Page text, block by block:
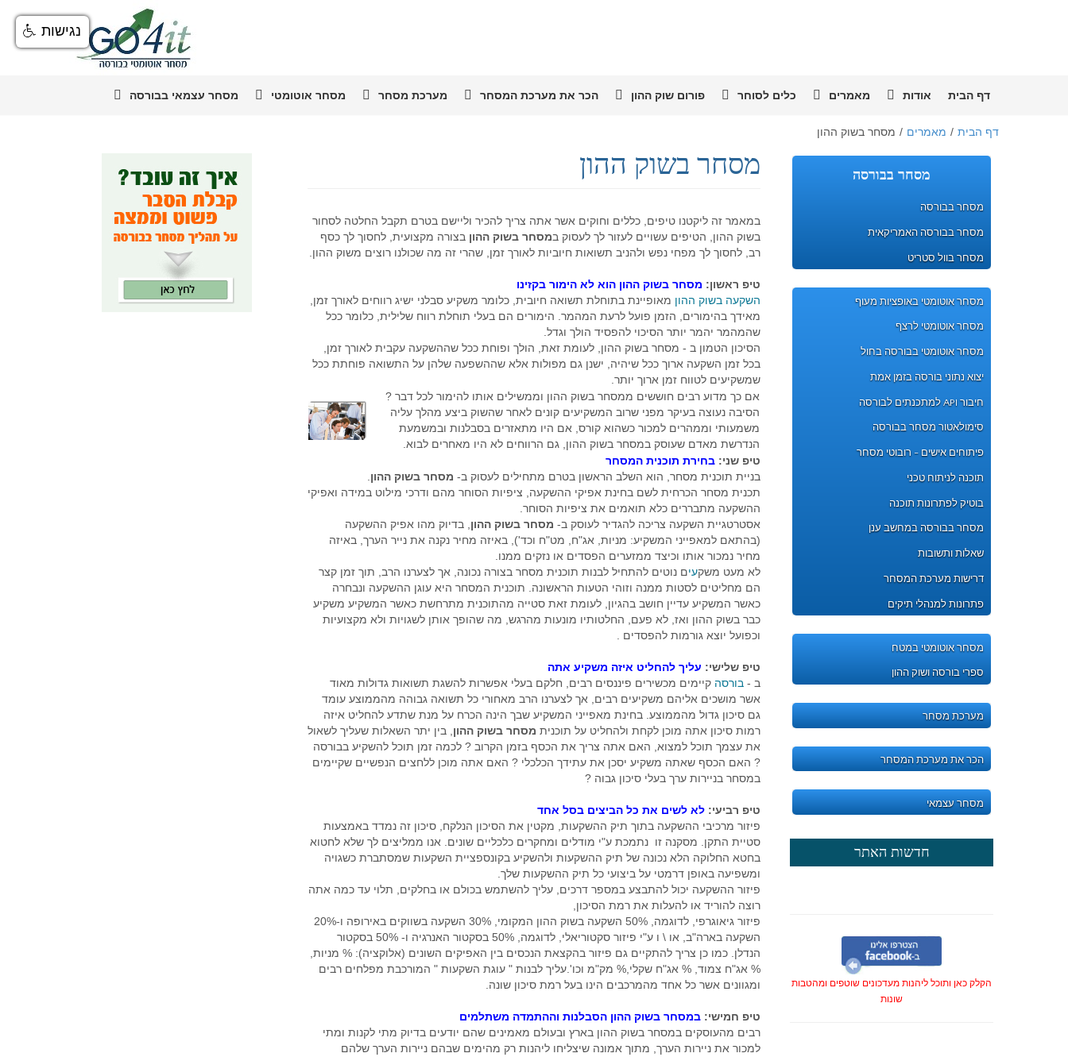
דף הבית אודות מאמרים כלים לסוחר פורום שוק ההון הכר את מערכת המסחר מערכת מסחר מסחר אוטומטי מסחר עצמאי בבורסה
דף הבית / מאמרים / מסחר בשוק ההון
מסחר בבורסה
מסחר בבורסה
מסחר בבורסה האמריקאית
מסחר בוול סטריט
מסחר אוטומטי באופציות מעוף
מסחר אוטומטי לרצף
מסחר אוטומטי בבורסה בחול
יצוא נתוני בורסה בזמן אמת
חיבור API למתכנתים לבורסה
סימולאטור מסחר בבורסה
פיתוחים אישים - רובוטי מסחר
תוכנה לניתוח טכני
בוטיק לפתרונות תוכנה
מסחר בבורסה במחשב ענן
שאלות ותשובות
דרישות מערכת המסחר
פתרונות למנהלי תיקים
מסחר אוטומטי במטח
ספרי בורסה ושוק ההון
מערכת מסחר
הכר את מערכת המסחר
מסחר עצמאי
חדשות האתר
הקלק כאן ותוכל ליהנות מעדכונים שוטפים ומהטבות
שונות
מסחר בשוק ההון
במאמר זה ליקטנו טיפים, כללים וחוקים אשר אתה צריך להכיר וליישם בטרם תקבל החלטה לסחור
בשוק ההון, הטיפים עשויים לעזור לך לעסוק במסחר בשוק ההון בצורה מקצועית, לחסוך לך כסף
רב, לחסוך לך מפחי נפש ולהניב תשואות חיוביות לאורך זמן, שהרי זה מה שכולנו רוצים משוק ההון.
טיפ ראשון: מסחר בשוק ההון הוא לא הימור בקזינו
השקעה בשוק ההון מאופיינת בתוחלת תשואה חיובית, כלומר משקיע סבלני ישיג רווחים לאורך זמן,
מאידך בהימורים, הזמן פועל לרעת המהמר. הימורים הם בעלי תוחלת רווח שלילית, כלומר ככל
שהמהמר יהמר יותר הסיכוי להפסיד הולך וגדל.
הסיכון הטמון ב - מסחר בשוק ההון, לעומת זאת, הולך ופוחת ככל שההשקעה עקבית לאורך זמן,
בכל זמן השקעה ארוך ככל שיהיה, ישנן גם מפולות אלא שההשפעה שלהן על התשואה פוחתת ככל
שמשקיעים לטווח זמן ארוך יותר.
אם כך מדוע רבים חוששים ממסחר בשוק ההון וממשילים אותו להימור לכל דבר ?
הסיבה נעוצה בעיקר מפני שרוב המשקיעים קונים לאחר שהשוק ביצע מהלך עליה
משמעותי וממהרים למכור כשהוא קורס, אם היו מתאזרים בסבלנות ובמשמעת
הנדרשת מאדם שעוסק במסחר בשוק ההון, גם הרווחים לא היו מאחרים לבוא.
טיפ שני: בחירת תוכנית המסחר
בניית תוכנית מסחר, הוא השלב הראשון בטרם מתחילים לעסוק ב- מסחר בשוק ההון
תכנית מסחר הכרחית לשם בחינת אפיקי ההשקעה, ציפיות הסוחר מהם ודרכי מילוט במידה ואפיקי
ההשקעה מתבררים כלא תואמים את ציפיות הסוחר.
אסטרטגיית השקעה צריכה להגדיר לעוסק ב- מסחר בשוק ההון , בדיוק מהו אפיק ההשקעה
(בהתאם למאפייני המשקיע: מניות, אג"ח, מט"ח וכד'), באיזה מחיר נקנה את נייר הערך, באיזה
מחיר נמכור אותו וכיצד ממזערים הפסדים או נזקים ממנו.
לא מעט משקעים נוטים להתחיל לבנות תוכנית מסחר בצורה נכונה, אך לצערנו הרב, תוך זמן קצר
הם מחליטים לסטות ממנה וזוהי הטעות הראשונה. תוכנית המסחר היא עוגן ההשקעה ונבחרה
כאשר המשקיע עדיין חושב בהגיון, לעומת זאת סטייה מהתוכנית מתרחשת כאשר המשקיע משקיע
כבר בשוק ההון ואז, לא פעם, החלטותיו מונעות מהרגש, מה שהופך אותן לשגויות ולא מקצועיות
וכפועל יוצא גורמות להפסדים .
טיפ שלישי: עליך להחליט איזה משקיע אתה
ב - בורסה קיימים מכשירים פיננסים רבים, חלקם בעלי אפשרות להשגת תשואות גדולות מאוד
אשר מושכים אליהם משקיעים רבים, אך לצערנו הרב מאחורי כל תשואה גבוהה מהממוצע עומד
גם סיכון גדול מהממוצע. בחינת מאפייני המשקיע שבך הינה הכרח על מנת שתדע להחליט איזה
רמות סיכון אתה מוכן לקחת ולהחליט על תוכנית מסחר בשוק ההון , בין יתר השאלות שעליך לשאול
את עצמך תוכל למצוא, האם אתה צריך את הכסף בזמן הקרוב ? לכמה זמן תוכל להשקיע בבורסה
? האם הכסף שאתה משקיע יסכן את עתידך הכלכלי ? האם אתה מוכן ללחצים הנפשיים שקיימים
במסחר בניירות ערך בעלי סיכון גבוה ?
טיפ רביעי: לא לשים את כל הביצים בסל אחד
פיזור מרכיבי ההשקעה בתוך תיק ההשקעות, מקטין את הסיכון הנלקח, סיכון זה נמדד באמצעות
סטיית התקן. מסקנה זו נתמכת ע"י מודלים ומחקרים כלכליים שונים. אנו ממליצים לך שלא לחטוא
בחטא החלוקה הלא נכונה של תיק ההשקעות ולהשקיע בקונספציית השקעות שמסתברת כשגויה
ומשפיעה באופן דרמטי על ביצועי כל תיק ההשקעות שלך.
פיזור ההשקעה יכול להתבצע במספר דרכים, עליך להשתמש בכולם או בחלקים, תלוי עד כמה אתה
רוצה להוריד או להעלות את רמת הסיכון,
פיזור גיאוגרפי, לדוגמה, 50% השקעה בשוק ההון המקומי, 30% השקעה בשווקים באירופה ו-20%
השקעה בארה"ב, או \ ו ע"י פיזור סקטוריאלי, לדוגמה, 50% בסקטור האנרגיה ו- 50% בסקטור
הנדלן. כמו כן צריך להתקיים גם פיזור בהקצאת הנכסים בין האפיקים השונים (אלוקציה): % מניות,
% אג"ח צמוד, % אג"ח שקלי,% מק"מ וכו'.עליך לבנות " עוגת השקעות " המורכבת מפלחים רבים
ומגוונים אשר כל אחד מהמרכבים הינו בעל רמת סיכון שונה.
טיפ חמישי: במסחר בשוק ההון הסבלנות וההתמדה משתלמים
רבים מהעוסקים במסחר בשוק ההון בארץ ובעולם מאמינים שהם יודעים בדיוק מתי לקנות ומתי
למכור את ניירות הערך, מתוך אמונה שיצליחו ליהנות רק מהימים שבהם ניירות הערך שלהם
נגישות